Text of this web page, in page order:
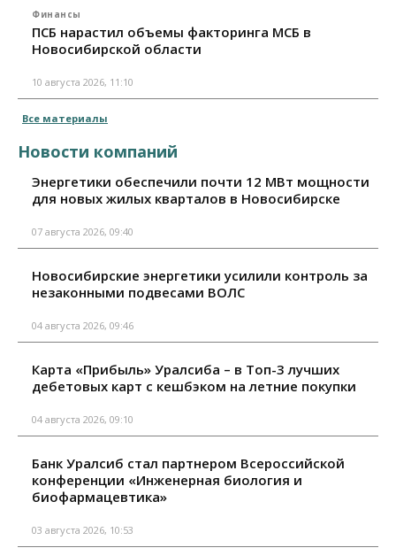
Финансы
ПСБ нарастил объемы факторинга МСБ в
Новосибирской области
10 августа 2026, 11:10
Все материалы
Новости компаний
Энергетики обеспечили почти 12 МВт мощности
для новых жилых кварталов в Новосибирске
07 августа 2026, 09:40
Новосибирские энергетики усилили контроль за
незаконными подвесами ВОЛС
04 августа 2026, 09:46
Карта «Прибыль» Уралсиба – в Топ-3 лучших
дебетовых карт с кешбэком на летние покупки
04 августа 2026, 09:10
Банк Уралсиб стал партнером Всероссийской
конференции «Инженерная биология и
биофармацевтика»
03 августа 2026, 10:53